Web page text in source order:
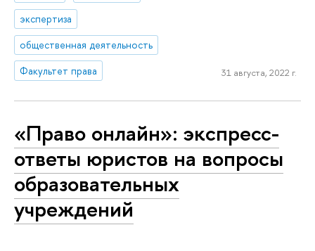
экспертиза
общественная деятельность
Факультет права
31 августа, 2022 г.
«Право онлайн»: экспресс-
ответы юристов на вопросы
образовательных
учреждений